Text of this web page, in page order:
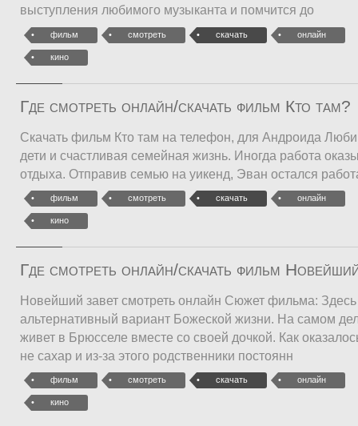
выступления любимого музыканта и помчится до
фильм смотреть скачать онлайн
кино
Где смотреть онлайн/скачать фильм Кто там?
Скачать фильм Кто там на телефон, для Андроида
дети и счастливая семейная жизнь. Иногда работа
отдыха. Отправив семью на уикенд, Эван остался
фильм смотреть скачать онлайн
кино
Где смотреть онлайн/скачать фильм
Новейший завет смотреть онлайн Сюжет фильма: Здесь
альтернативный вариант Божеской жизни. На самом
живет в Брюсселе вместе со своей дочкой. Как
не сахар и из-за этого родственники постоянн
фильм смотреть скачать онлайн
кино